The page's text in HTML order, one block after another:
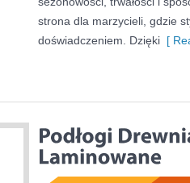
strona dla marzycieli, gdzie
doświadczeniem. Dzięki [